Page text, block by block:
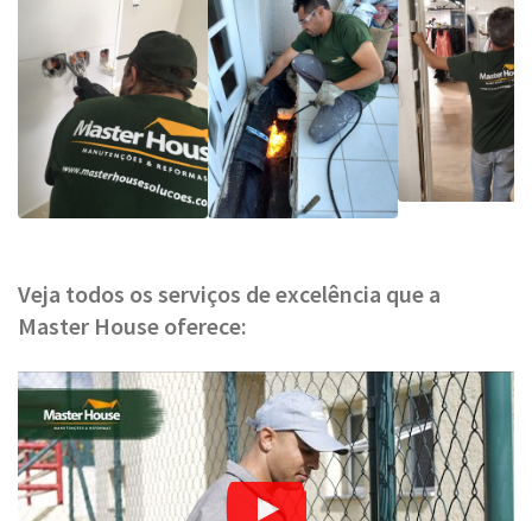
Veja todos os serviços de excelência que a
Master House oferece: